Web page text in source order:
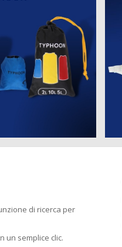
di ricerca per
un semplice clic.